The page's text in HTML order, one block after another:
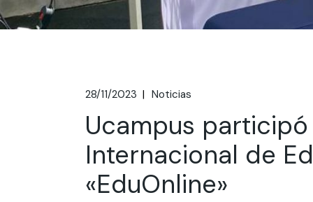
28/11/2023 Noticias
Ucampus
Internacional de
«EduOnline»